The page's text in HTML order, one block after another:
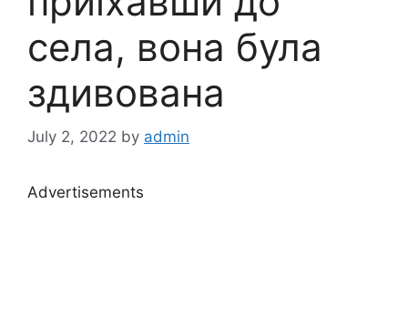
села, вона була
здивована
July 2, 2022 by admin
Advertisements